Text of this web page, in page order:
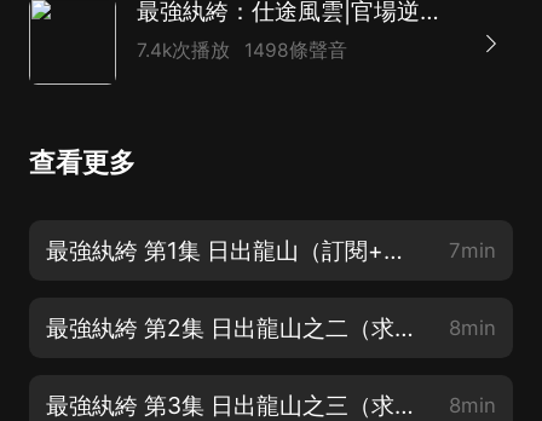
最強紈絝：仕途風雲|官場逆襲|權謀升遷
7.4k次播放 1498條聲音
查看更多
最強紈絝 第1集 日出龍山（訂閱+五星❤好評抽8.88紅包+會員月卡） 7min
最強紈絝 第2集 日出龍山之二（求訂閱❤評論❤月票❤） 8min
最強紈絝 第3集 日出龍山之三（求訂閱❤評論❤月票❤） 8min